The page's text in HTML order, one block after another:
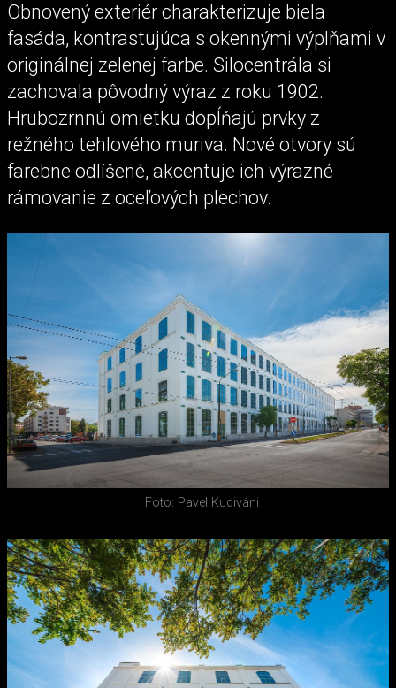
Obnovený exteriér charakterizuje biela
fasáda, kontrastujúca s okennými výplňami v
originálnej zelenej farbe. Silocentrála si
zachovala pôvodný výraz z roku 1902.
Hrubozrnnú omietku dopĺňajú prvky z
režného tehlového muriva. Nové otvory sú
farebne odlíšené, akcentuje ich výrazné
rámovanie z oceľových plechov.
Foto: Pavel Kudiváni